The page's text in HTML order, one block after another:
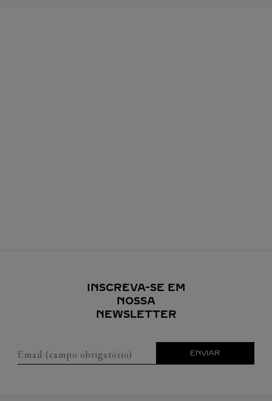
INSCREVA-SE EM
NOSSA
NEWSLETTER
Email (campo obrigatório) ENVIAR